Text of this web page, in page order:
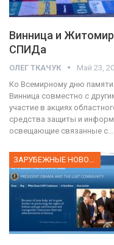
Винница и
СПИДа
ОЛЕГ ТКАЧУК Май 23,
Ко Всемирному дню
Винница совместно с
участие в акциях
средства защиты и
освещающие связанные с…